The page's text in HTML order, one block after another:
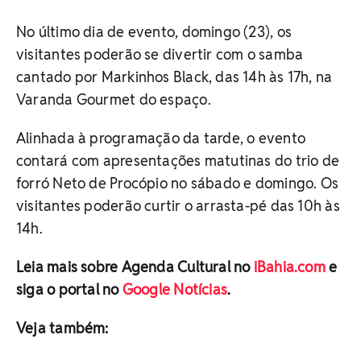
No último dia de evento, domingo (23), os
visitantes poderão se divertir com o samba
cantado por Markinhos Black, das 14h às 17h, na
Varanda Gourmet do espaço.
Alinhada à programação da tarde, o evento
contará com apresentações matutinas do trio de
forró Neto de Procópio no sábado e domingo. Os
visitantes poderão curtir o arrasta-pé das 10h às
14h.
Leia mais sobre Agenda Cultural no iBahia.come
siga o portal noGoogle Notícias.
Veja também: